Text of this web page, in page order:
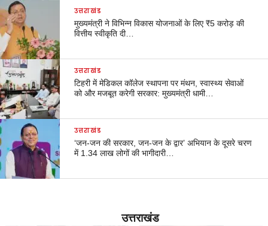
उत्तराखंड
मुख्यमंत्री ने विभिन्न विकास योजनाओं के लिए ₹5 करोड़ की
वित्तीय स्वीकृति दी…
उत्तराखंड
टिहरी में मेडिकल कॉलेज स्थापना पर मंथन, स्वास्थ्य सेवाओं
को और मजबूत करेगी सरकार: मुख्यमंत्री धामी…
उत्तराखंड
‘जन-जन की सरकार, जन-जन के द्वार’ अभियान के दूसरे चरण
में 1.34 लाख लोगों की भागीदारी…
उत्तराखंड